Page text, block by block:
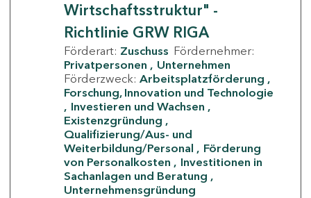
Wirtschaftsstruktur" -
Richtlinie GRW RIGA
Förderart: Zuschuss Fördernehmer:
Privatpersonen
Unternehmen
Förderzweck: Arbeitsplatzförderung
Forschung, Innovation und Technologie
Investieren und Wachsen
Existenzgründung
Qualifizierung/Aus- und
Weiterbildung/Personal
Förderung
von Personalkosten
Investitionen in
Sachanlagen und Beratung
Unternehmensgründung